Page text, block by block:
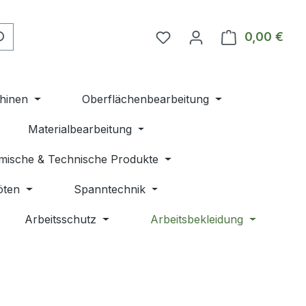
Du hast 0 Produkte auf
0,00 €
Oberflächenbearbeitung
Materialbearbeitung
& Technische Produkte
Spanntechnik
Arbeitsschutz Arbeitsbekleidung